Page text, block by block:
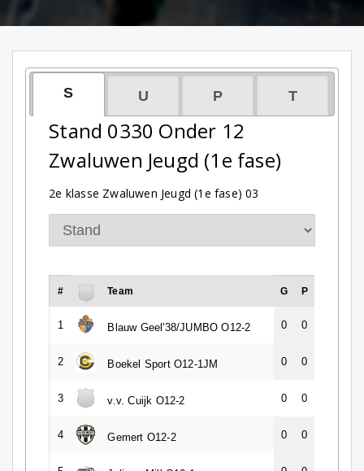
S U P T
Stand 0330 Onder 12
Zwaluwen Jeugd (1e fase)
2e klasse Zwaluwen Jeugd (1e fase) 03
# Team G P
1 Blauw Geel'38/JUMBO O12-2 0 0
2 Boekel Sport O12-1JM 0 0
3 v.v. Cuijk O12-2 0 0
4 Gemert O12-2 0 0